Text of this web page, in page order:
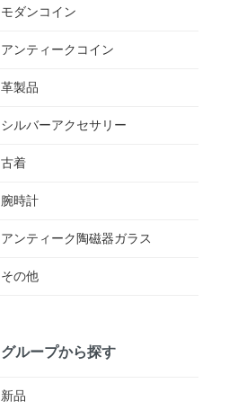
モダンコイン
アンティークコイン
革製品
シルバーアクセサリー
古着
腕時計
アンティーク陶磁器ガラス
その他
グループから探す
新品